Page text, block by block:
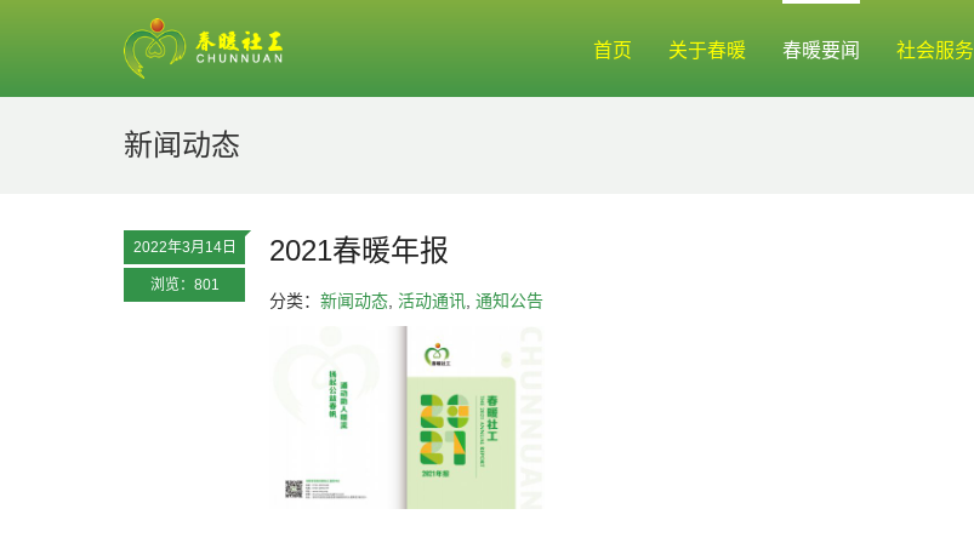
首页 关于春暖 春暖要闻 社会服务
新闻动态
2022年3月14日
浏览：801
2021春暖年报
分类： 新闻动态 活动通讯 通知公告